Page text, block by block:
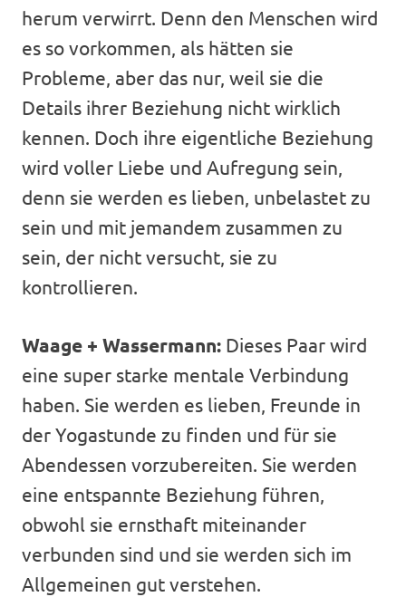
herum verwirrt. Denn den Menschen wird
es so vorkommen, als hätten sie
Probleme, aber das nur, weil sie die
Details ihrer Beziehung nicht wirklich
kennen. Doch ihre eigentliche Beziehung
wird voller Liebe und Aufregung sein,
denn sie werden es lieben, unbelastet zu
sein und mit jemandem zusammen zu
sein, der nicht versucht, sie zu
kontrollieren.
Waage + Wassermann: Dieses Paar wird
eine super starke mentale Verbindung
haben. Sie werden es lieben, Freunde in
der Yogastunde zu finden und für sie
Abendessen vorzubereiten. Sie werden
eine entspannte Beziehung führen,
obwohl sie ernsthaft miteinander
verbunden sind und sie werden sich im
Allgemeinen gut verstehen.